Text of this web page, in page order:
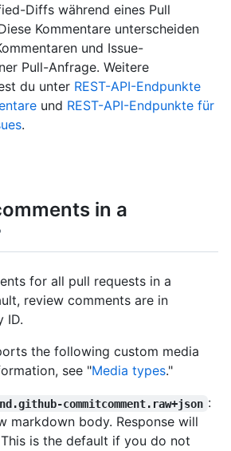
Diffs während eines Pull
Kommentare unterscheiden
und Issue-
Pull-Anfrage. Weitere
du unter REST-API-Endpunkte
und REST-API-Endpunkte für
.
in a
for all pull requests in a
review comments are in
ID.
the following custom media
see "Media types."
commitcomment.raw+json :
markdown body. Response will
is the default if you do not